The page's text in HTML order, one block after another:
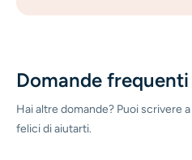
Domande frequenti
Hai altre domande? Puoi scrivere a
felici di aiutarti.